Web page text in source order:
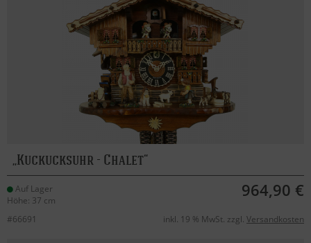
Kuckucksuhr - Chalet
Auf Lager
Höhe: 37 cm
964,90 €
#66691 inkl. 19 % MwSt. zzgl. Versandkosten